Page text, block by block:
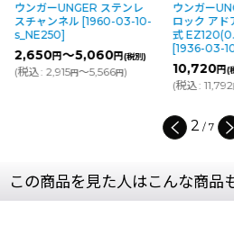
UNGER ステンレ
ネル [1960-03-10-
]
円～5,060円(税別)
2,915円～5,566円)
ウンガーUNGER オ
ロック アドアンアー
式 EZ120(0.6m×2段)
1936-03-10-
10,720 円(税別)
11,792円)
3 / 7
この商品を見た人はこんな商品